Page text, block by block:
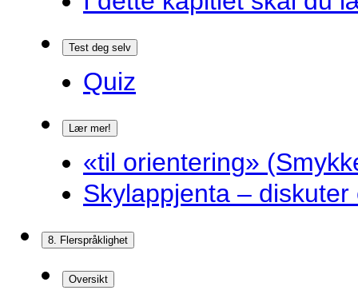
Test deg selv
Quiz
Lær mer!
«til orientering»
Skylappjenta – diskuter
8. Flerspråklighet
Oversikt